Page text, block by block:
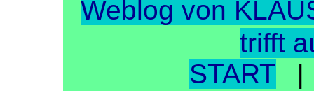
Weblog von
trifft
START